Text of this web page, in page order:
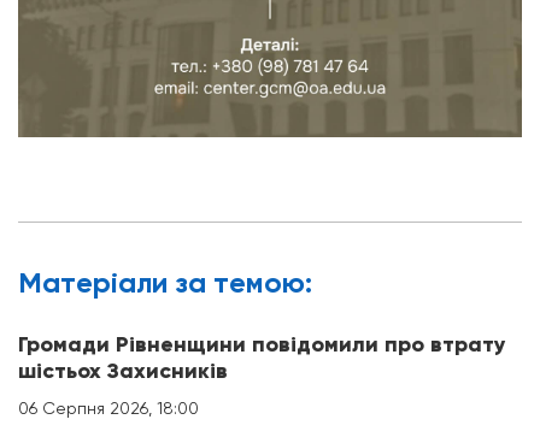
Матерiали за темою:
Громади Рівненщини повідомили про втрату
шістьох Захисників
06 Серпня 2026, 18:00